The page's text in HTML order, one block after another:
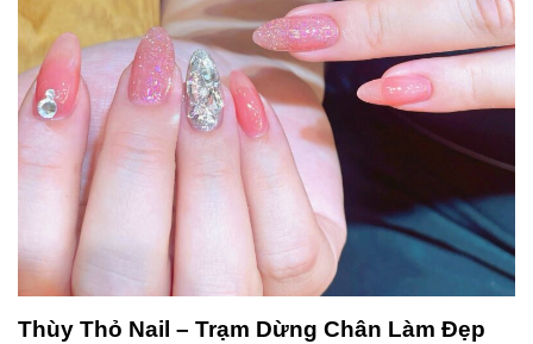
Thùy Thỏ Nail – Trạm Dừng Chân Làm Đẹp